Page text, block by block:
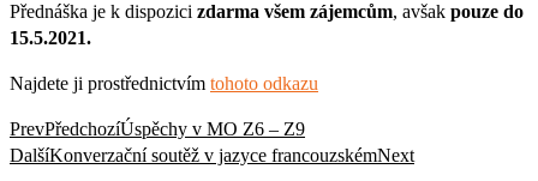
Přednáška je k dispozici zdarma všem zájemcům, avšak pouze do
15.5.2021.
Najdete ji prostřednictvím tohoto odkazu
PrevPředchozíÚspěchy v MO Z6 – Z9
DalšíKonverzační soutěž v jazyce francouzskémNext